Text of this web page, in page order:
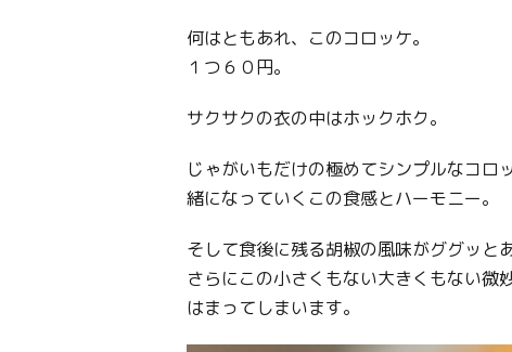
何はともあれ、このコロッケ。
１つ６０円。
サクサクの衣の中はホックホク。
じゃがいもだけの極めてシンプルなコ
緒になっていくこの食感とハーモニー。
そして食後に残る胡椒の風味がググッと
さらにこの小さくもない大きくもない微
はまってしまいます。